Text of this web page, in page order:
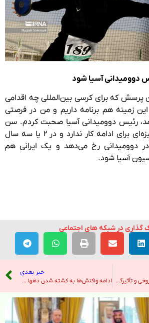
دوومیدانی آسیا شود
پرسش که برای کرسی بین‌المللی چه اقدامی
زمینه هم برنامه داریم و من در فرصتی
رئیس دوومیدانی آسیا صحبت کردم. سن
او بالاست و قطعا انگیزه‌ای برای ادامه کار ندارد و در ۲ یا سه سال
در دوومیدانی رخ می‌دهد و یک ایرانی هم
آسیا شود.
گذاری در شبکه های اجتماعی
نفتالی هرستیک، کانتور روحی و تأثیرگذار، در ۷۷ سالگی درگذشت – نیویورک تایمز
خبر بعدی
ادامه واکنش‌ها به کشته شدن دهها کارگر در طبس؛ کانون صنفی معلمان تهران خواستار پاسخگویی صریح مسئولین شد – صدای آمریکا